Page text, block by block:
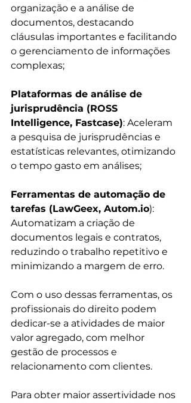
organização e a análise de
documentos, destacando
cláusulas importantes e facilitando
o gerenciamento de informações
complexas;
Plataformas de análise de
jurisprudência (ROSS
Intelligence, Fastcase): Aceleram
a pesquisa de jurisprudências e
estatísticas relevantes, otimizando
o tempo gasto em análises;
Ferramentas de automação de
tarefas (LawGeex, Autom.io):
Automatizam a criação de
documentos legais e contratos,
reduzindo o trabalho repetitivo e
minimizando a margem de erro.
Com o uso dessas ferramentas, os
profissionais do direito podem
dedicar-se a atividades de maior
valor agregado, com melhor
gestão de processos e
relacionamento com clientes.
Para obter maior assertividade nos